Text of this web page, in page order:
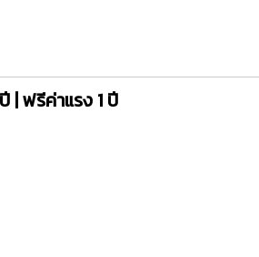
| ฟรีค่าแรง 1 ปี